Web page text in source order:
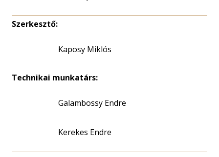
Szerkesztő:
Kaposy Miklós
Technikai munkatárs:
Galambossy Endre
Kerekes Endre